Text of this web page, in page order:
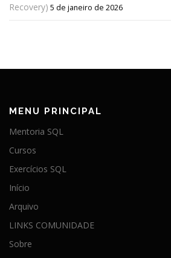
Recovery) 5 de janeiro de 2026
MENU PRINCIPAL
Mentoria SQL
Cursos
Exercícios SQL
Início
Arquivo
LINKS COMUNIDADE
Sobre